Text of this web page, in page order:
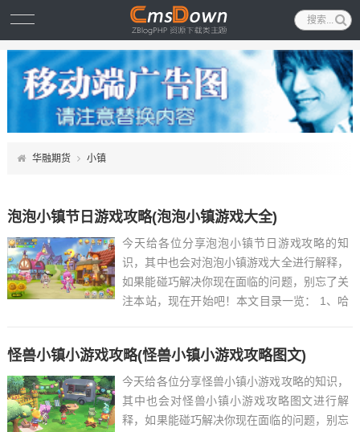
华融期货 小镇
泡泡小镇节日游戏攻略(泡泡小镇游戏大全)
今天给各位分享泡泡小镇节日游戏攻略的知
识，其中也会对泡泡小镇游戏大全进行解释，
如果能碰巧解决你现在面临的问题，别忘了关
注本站，现在开始吧！本文目录一览： 1、哈
怪兽小镇小游戏攻略(怪兽小镇小游戏攻略图文)
今天给各位分享怪兽小镇小游戏攻略的知识，
其中也会对怪兽小镇小游戏攻略图文进行解
释，如果能碰巧解决你现在面临的问题，别忘